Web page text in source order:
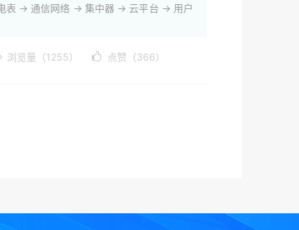
电表 → 通信网络 → 集中器 → 云平台 → 用户
浏览量（1255） 点赞（366）